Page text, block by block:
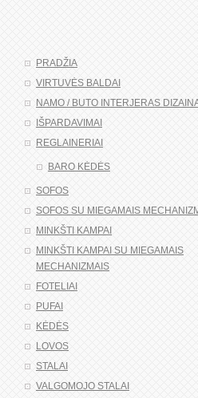
PRADŽIA
VIRTUVĖS BALDAI
NAMO / BUTO INTERJERAS
IŠPARDAVIMAI
REGLAINERIAI
BARO KĖDĖS
SOFOS
SOFOS SU MIEGAMAIS
MINKŠTI KAMPAI
MINKŠTI KAMPAI SU MIEGAMAIS
MECHANIZMAIS
FOTELIAI
PUFAI
KĖDĖS
LOVOS
STALAI
VALGOMOJO STALAI